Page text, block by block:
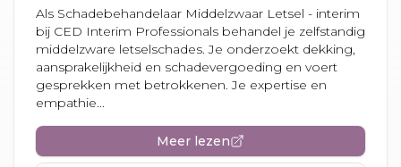
Als Schadebehandelaar Middelzwaar Letsel - interim
bij CED Interim Professionals behandel je zelfstandig
middelzware letselschades. Je onderzoekt dekking,
aansprakelijkheid en schadevergoeding en voert
gesprekken met betrokkenen. Je expertise en
empathie...
Meer lezen